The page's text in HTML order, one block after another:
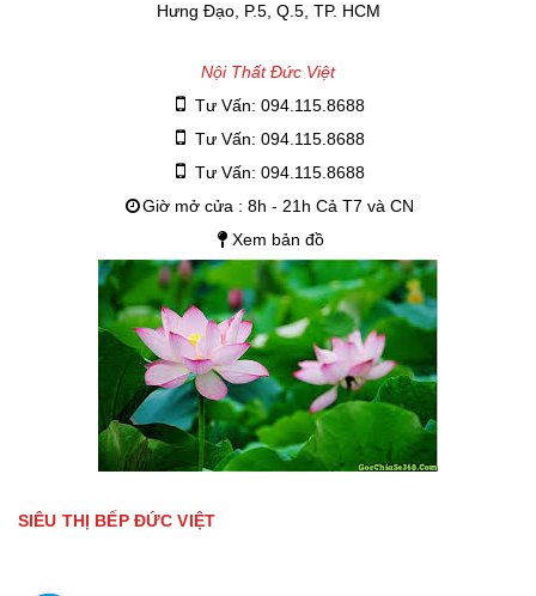
Hưng Đạo, P.5, Q.5, TP. HCM
Nội Thất Đức Việt
Tư Vấn: 094.115.8688
Tư Vấn: 094.115.8688
Tư Vấn: 094.115.8688
Giờ mở cửa : 8h - 21h Cả T7 và CN
Xem bản đồ
SIÊU THỊ BẾP ĐỨC VIỆT